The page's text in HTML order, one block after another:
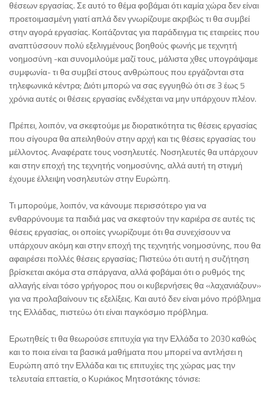
θέσεων εργασίας. Σε αυτό το θέμα φοβάμαι ότι καμία χώρα δεν είναι
προετοιμασμένη γιατί απλά δεν γνωρίζουμε ακριβώς τι θα συμβεί
στην αγορά εργασίας. Κοιτάζοντας για παράδειγμα τις εταιρείες που
αναπτύσσουν πολύ εξελιγμένους βοηθούς φωνής με τεχνητή
νοημοσύνη -και συνομιλούμε μαζί τους, μάλιστα χθες υπογράψαμε
συμφωνία- τι θα συμβεί στους ανθρώπους που εργάζονται στα
τηλεφωνικά κέντρα; Διότι μπορώ να σας εγγυηθώ ότι σε 3 έως 5
χρόνια αυτές οι θέσεις εργασίας ενδέχεται να μην υπάρχουν πλέον.
Πρέπει, λοιπόν, να σκεφτούμε με διορατικότητα τις θέσεις εργασίας
που σίγουρα θα απειληθούν στην αρχή και τις θέσεις εργασίας του
μέλλοντος. Αναφέρατε τους νοσηλευτές. Νοσηλευτές θα υπάρχουν
και στην εποχή της τεχνητής νοημοσύνης, αλλά αυτή τη στιγμή
έχουμε έλλειψη νοσηλευτών στην Ευρώπη.
Τι μπορούμε, λοιπόν, να κάνουμε περισσότερο για να
ενθαρρύνουμε τα παιδιά μας να σκεφτούν την καριέρα σε αυτές τις
θέσεις εργασίας, οι οποίες γνωρίζουμε ότι θα συνεχίσουν να
υπάρχουν ακόμη και στην εποχή της τεχνητής νοημοσύνης, που θα
αφαιρέσει πολλές θέσεις εργασίας; Πιστεύω ότι αυτή η συζήτηση
βρίσκεται ακόμα στα σπάργανα, αλλά φοβάμαι ότι ο ρυθμός της
αλλαγής είναι τόσο γρήγορος που οι κυβερνήσεις θα «λαχανιάζουν»
για να προλαβαίνουν τις εξελίξεις. Και αυτό δεν είναι μόνο πρόβλημα
της Ελλάδας, πιστεύω ότι είναι παγκόσμιο πρόβλημα.
Ερωτηθείς τι θα θεωρούσε επιτυχία για την Ελλάδα το 2030 καθώς
και το ποια είναι τα βασικά μαθήματα που μπορεί να αντλήσει η
Ευρώπη από την Ελλάδα και τις επιτυχίες της χώρας μας την
τελευταία επταετία, ο Κυριάκος Μητσοτάκης τόνισε: